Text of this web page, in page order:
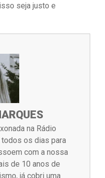
seja justo e
na Rádio
os dias para
com a nossa
de 10 anos de
já cobri uma